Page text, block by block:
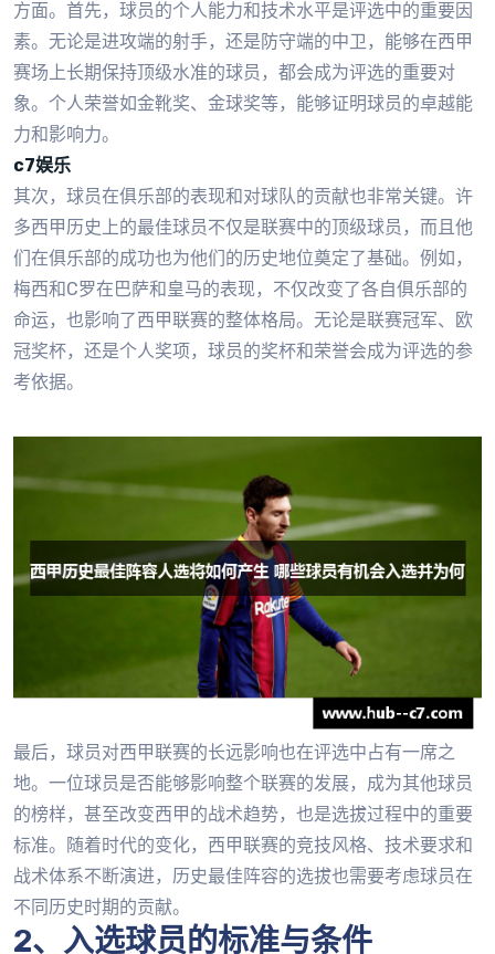
方面。首先，球员的个人能力和技术水平是评选中的重要因
素。无论是进攻端的射手，还是防守端的中卫，能够在西甲
赛场上长期保持顶级水准的球员，都会成为评选的重要对
象。个人荣誉如金靴奖、金球奖等，能够证明球员的卓越能
力和影响力。
c7娱乐
其次，球员在俱乐部的表现和对球队的贡献也非常关键。许
多西甲历史上的最佳球员不仅是联赛中的顶级球员，而且他
们在俱乐部的成功也为他们的历史地位奠定了基础。例如，
梅西和C罗在巴萨和皇马的表现，不仅改变了各自俱乐部的
命运，也影响了西甲联赛的整体格局。无论是联赛冠军、欧
冠奖杯，还是个人奖项，球员的奖杯和荣誉会成为评选的参
考依据。
最后，球员对西甲联赛的长远影响也在评选中占有一席之
地。一位球员是否能够影响整个联赛的发展，成为其他球员
的榜样，甚至改变西甲的战术趋势，也是选拔过程中的重要
标准。随着时代的变化，西甲联赛的竞技风格、技术要求和
战术体系不断演进，历史最佳阵容的选拔也需要考虑球员在
不同历史时期的贡献。
2、入选球员的标准与条件